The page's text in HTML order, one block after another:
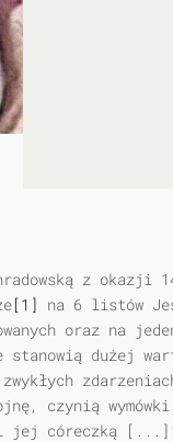
z okazji
[1] na 6 listów
oraz na
stanowią dużej
czynią
i jej córeczką